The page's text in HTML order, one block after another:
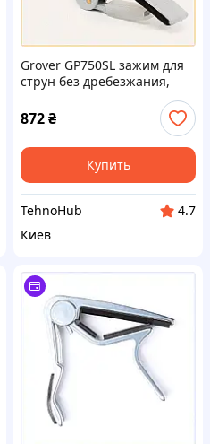
Grover GP750SL зажим для
струн без дребезжания,
872₴
Купить
TehnoHub
4.7
Киев